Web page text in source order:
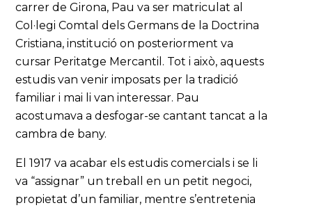
carrer de Girona, Pau va ser matriculat al
Col·legi Comtal dels Germans de la Doctrina
Cristiana, institució on posteriorment va
cursar Peritatge Mercantil. Tot i això, aquests
estudis van venir imposats per la tradició
familiar i mai li van interessar. Pau
acostumava a desfogar-se cantant tancat a la
cambra de bany.
El 1917 va acabar els estudis comercials i se li
va “assignar” un treball en un petit negoci,
propietat d’un familiar, mentre s’entretenia